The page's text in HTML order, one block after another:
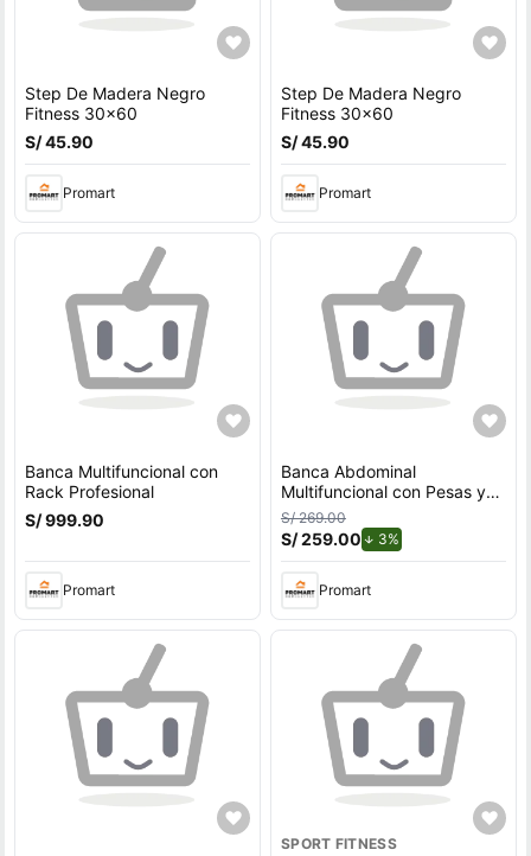
Step De Madera Negro
Fitness 30x60
S/ 45.90
Promart
Step De Madera Negro
Fitness 30x60
S/ 45.90
Promart
Banca Multifuncional con
Rack Profesional
S/ 999.90
Promart
Banca Abdominal
Multifuncional con Pesas y
Ligas
S/ 269.00
S/ 259.00 3%de descuento.
Promart
SPORT FITNESS